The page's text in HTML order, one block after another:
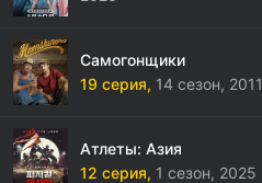
Самогонщики
19 серия, 14 сезон, 2011
Атлеты: Азия
12 серия, 1 сезон, 2025